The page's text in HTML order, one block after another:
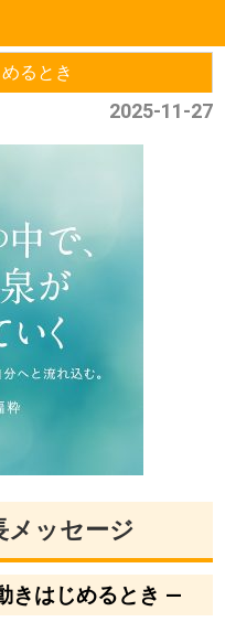
るとき
2025-11-27
メッセージ
きはじめるとき ―